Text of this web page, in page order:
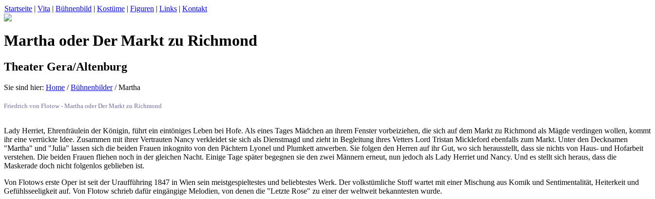
Startseite | Vita | Bühnenbild | Kostüme | Figuren | Links | Kontakt
Martha oder Der Markt zu Richmond
Theater Gera/Altenburg
Sie sind hier: Home /Bühnenbilder/ Martha
Friedrich von Flotow - Martha oder Der Markt zu Richmond
Lady Herriet, Ehrenfräulein der Königin, führt ein eintöniges Leben bei Hofe. Als eines Tages Mädchen an ihrem Fenster vorbeiziehen, die sich auf dem Markt zu Richmond als Mägde verdingen wollen, kommt
ihr eine verrückte Idee. Zusammen mit ihrer Vertrauten Nancy verkleidet sie sich als Dienstmagd und zieht in Begleitung ihres Vetters Lord Tristan Mickleford ebenfalls zum Markt. Unter den Decknamen
"Martha" und "Julia" lassen sich die beiden Frauen inkognito von den Pächtern Lyonel und Plumkett anwerben. Sie folgen den Herren auf ihr Gut, wo sich herausstellt, dass sie nichts von Haus- und Hofarbeit
verstehen. Die beiden Frauen fliehen noch in der gleichen Nacht. Einige Tage später begegnen sie den zwei Männern erneut, nun jedoch als Lady Herriet und Nancy. Und es stellt sich heraus, dass die
Maskerade doch nicht folgenlos geblieben ist.
Von Flotows erste Oper ist seit der Uraufführing 1847 in Wien sein meistgespieltestes und beliebtestes Werk. Der volkstümliche Stoff wartet mit einer Mischung aus Komik und Sentimentalität, Heiterkeit und
Gefühlsseeligkeit auf. Von Flotow schrieb dafür eingängige Melodien, von denen die "Letzte Rose" zu einer der weltweit bekanntesten wurde.